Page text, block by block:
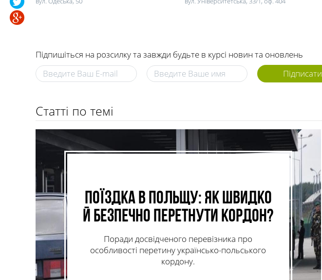
Підпишіться на розсилку та завжди будьте в курсі новин та оновлень
Статті по темі
Поїздка в Польщу: як швидко
й безпечно перетнути кордон?
Поради досвідченого перевізника про
особливості перетину українсько-польського
кордону.